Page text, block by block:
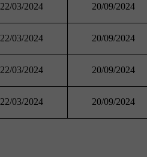
22/03/2024 20/09/2024
22/03/2024 20/09/2024
22/03/2024 20/09/2024
22/03/2024 20/09/2024